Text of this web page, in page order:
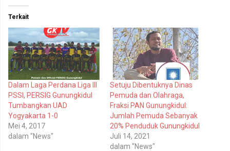
n
t
u
k
r
b
a
g
i
p
a
d
a
T
w
i
t
t
e
k
m
e
m
b
a
g
i
k
a
n
d
i
F
a
e
Terkait
Dalam Laga Perdana Liga III
PSSI, PERSIG Gunungkidul
Tumbangkan UAD
Yogyakarta 1-0
Mei 4, 2017
dalam "News"
Setuju Dibentuknya Dinas
Pemuda dan Olahraga,
Fraksi PAN Gunungkidul:
Jumlah Pemuda Sebanyak
20% Penduduk Gunungkidul
Juli 14, 2021
dalam "News"